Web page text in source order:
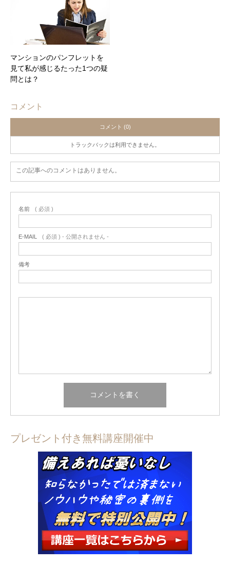
マンションのパンフレットを
見て私が感じるたった1つの疑
問とは？
コメント
コメント (0)
トラックバックは利用できません。
この記事へのコメントはありません。
名前 ( 必須 )
E-MAIL ( 必須 ) - 公開されません -
備考
プレゼント付き無料講座開催中